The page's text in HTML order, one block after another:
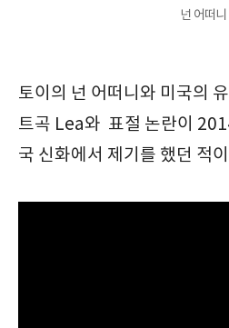
넌 어떠니
토이의 넌 어떠니와 미국의
트곡 Lea와 표절 논란이
국 신화에서 제기를 했던 적